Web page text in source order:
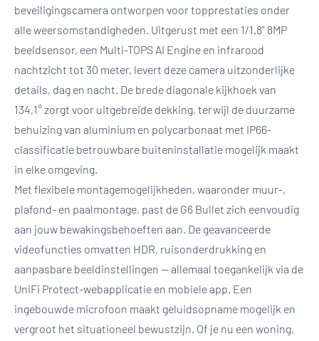
beveiligingscamera ontworpen voor topprestaties onder
alle weersomstandigheden. Uitgerust met een 1/1.8" 8MP
beeldsensor, een Multi-TOPS AI Engine en infrarood
nachtzicht tot 30 meter, levert deze camera uitzonderlijke
details, dag en nacht. De brede diagonale kijkhoek van
134,1° zorgt voor uitgebreide dekking, terwijl de duurzame
behuizing van aluminium en polycarbonaat met IP66-
classificatie betrouwbare buiteninstallatie mogelijk maakt
in elke omgeving.
Met flexibele montagemogelijkheden, waaronder muur-,
plafond- en paalmontage, past de G6 Bullet zich eenvoudig
aan jouw bewakingsbehoeften aan. De geavanceerde
videofuncties omvatten HDR, ruisonderdrukking en
aanpasbare beeldinstellingen — allemaal toegankelijk via de
UniFi Protect-webapplicatie en mobiele app. Een
ingebouwde microfoon maakt geluidsopname mogelijk en
vergroot het situationeel bewustzijn. Of je nu een woning,